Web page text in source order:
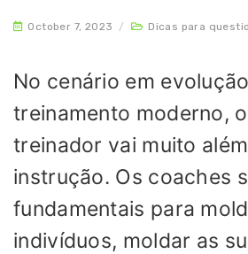
October 7, 2023 / Dicas para
No cenário em
treinamento moderno,
treinador vai muito
instrução. Os coaches
fundamentais para
indivíduos, moldar as